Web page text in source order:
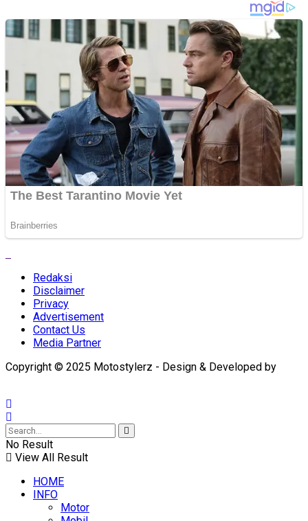
Redaksi
Disclaimer
Privacy
Advertisement
Contact Us
Media Partner
Copyright © 2025 Motostylerz - Design & Developed by
No Result
View All Result
HOME
INFO
Motor